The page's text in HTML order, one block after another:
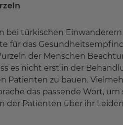
bei türkischen
für das
der Menschen
es nicht erst in der
Patienten zu bauen.
das passende Wort,
der Patienten über ihr